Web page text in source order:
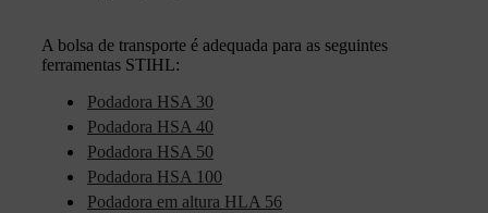
A bolsa de transporte é adequada para as seguintes
ferramentas STIHL:
Podadora HSA 30
Podadora HSA 40
Podadora HSA 50
Podadora HSA 100
Podadora em altura HLA 56